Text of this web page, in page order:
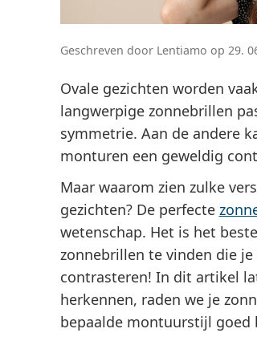
Geschreven door Lentiamo op 29.
Ovale gezichten worden
langwerpige zonnebrillen
symmetrie. Aan de andere
monturen een geweldig
Maar waarom zien zulke
gezichten? De perfecte
wetenschap. Het is het
zonnebrillen te vinden die
contrasteren! In dit artikel
herkennen, raden we je
bepaalde montuurstijl goed